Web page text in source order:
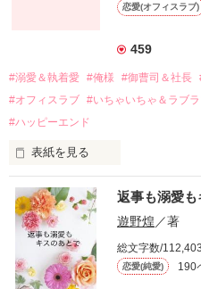
引っ越すことになり、哲平とも
それから約十二年後。
過去の傷から、二度と会いた
運命のような再会を果たす。
酔った勢いで一夜を共にしてし
さらに、美桜が初めてだと知っ
『責任をとる、結婚しよう』
戸惑う美桜とは裏腹に、好きと
甘やかしてくる。
そんなある日、哲平は美桜がス
遭っていることを知る。
美桜を守るため、哲平は同居
恋愛(オフィスラブ)
459
#溺愛＆執着愛 #俺様 #御曹司＆社長
#オフィスラブ #いちゃいちゃ＆ラブ
#ハッピーエンド
表紙を見る
おかしな噂を流されて前の職
桜は、海外で傷心旅行をしてい
い、酒の勢いもあり一夜限りの
帰国後、美桜は新しい職場で
なんと彼の正体は、とある財
れて起業した新進気鋭の実業家
返事も溺愛
遊野煌 ／著
総文字数/112,403
恋愛(純愛) 190